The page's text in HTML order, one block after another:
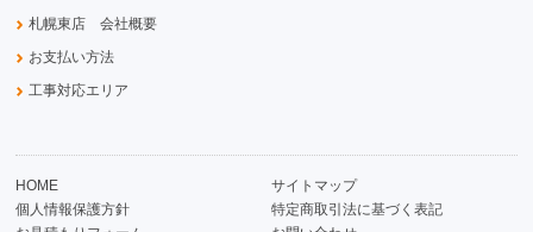
札幌東店 会社概要
お支払い方法
工事対応エリア
HOME
サイトマップ
個人情報保護方針
特定商取引法に基づく表記